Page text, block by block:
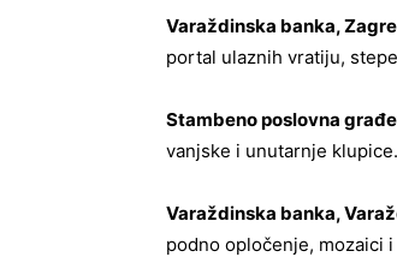
Varaždinska banka,
portal ulaznih vratiju,
Stambeno poslovna
vanjske i unutarnje klupice.
Varaždinska banka,
podno opločenje, mozaici